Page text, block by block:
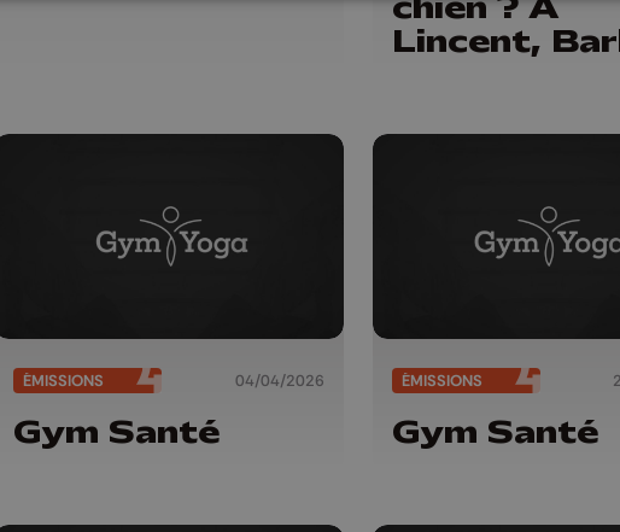
Lincent,
ÉMISSIONS 04/04/2026
Gym Santé
ÉMISSIONS
Gym Santé